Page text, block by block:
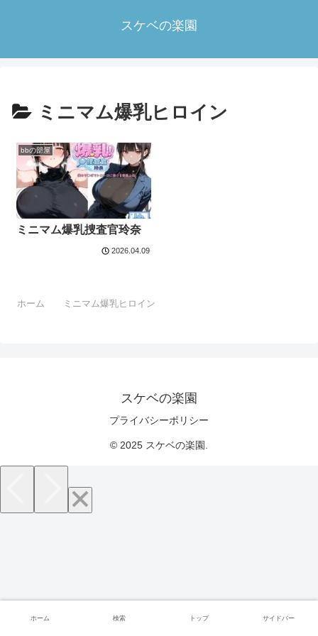
スケベの楽園
ミニマム爆乳ヒロイン
bbの部屋
ミニマム爆乳捜査官玲奈
2026.04.09
ホーム ミニマム爆乳ヒロイン
スケベの楽園
プライバシーポリシー
© 2025 スケベの楽園.
ホーム 検索 トップ サイドバー